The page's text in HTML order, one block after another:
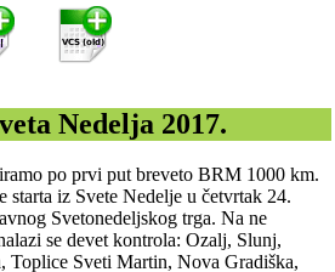
Nedelja 2017.
po prvi put breveto BRM 1000 km.
starta iz Svete Nedelje u četvrtak 24.
Svetonedeljskog trga. Na ne
se devet kontrola: Ozalj, Slunj,
Toplice Sveti Martin, Nova Gradiška,